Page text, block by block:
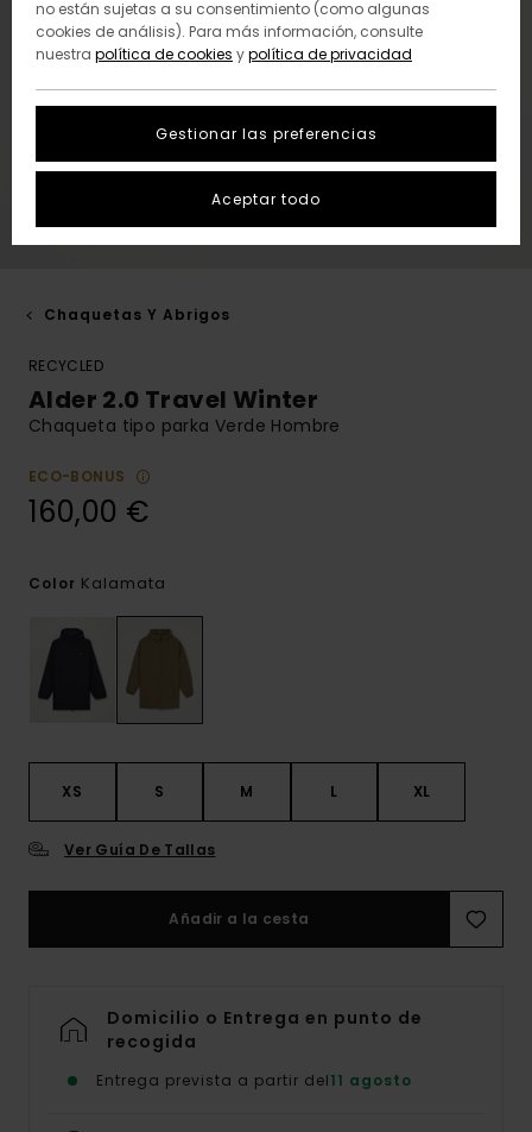
Chaquetas Y Abrigos
RECYCLED
Alder 2.0 Travel Winter
Chaqueta tipo parka Verde Hombre
ECO-BONUS
160,00 €
Color Kalamata
XS S M L XL
Ver Guía De Tallas
Añadir a la cesta
Domicilio o Entrega en punto de
recogida
Entrega prevista a partir del11 agosto
no están sujetas a su consentimiento (como algunas
cookies de análisis). Para más información, consulte
nuestra política de cookies ypolítica de privacidad
Gestionar las preferencias
Aceptar todo